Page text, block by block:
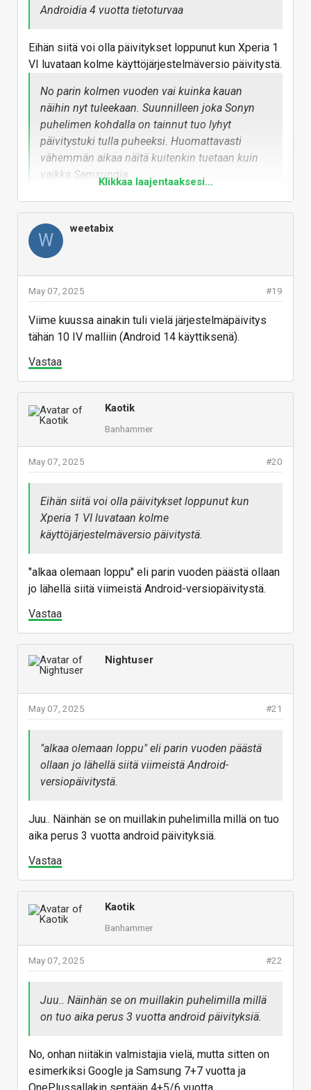
Androidia 4 vuotta tietoturvaa
Eihän siitä voi olla päivitykset loppunut kun Xperia 1
VI luvataan kolme käyttöjärjestelmäversio päivitystä.
No parin kolmen vuoden vai kuinka kauan
näihin nyt tuleekaan. Suunnilleen joka Sonyn
puhelimen kohdalla on tainnut tuo lyhyt
päivitystuki tulla puheeksi. Huomattavasti
vähemmän aikaa näitä kuitenkin tuetaan kuin
vaikka Samsungia.
Parantunut 3+4 vuoteen päivityslupaukset edellisiin
malleihin nähden. Ei tietenkään ole yhtä hyvä kuin
muilla ja tuskin tulee koskaan olemaan.
Klikkaa laajentaaksesi...
W
weetabix
#19
May 07, 2025
Viime kuussa ainakin tuli vielä järjestelmäpäivitys
tähän 10 IV malliin (Android 14 käyttiksenä).
Vastaa
Kaotik
Banhammer
#20
May 07, 2025
Eihän siitä voi olla päivitykset loppunut kun
Xperia 1 VI luvataan kolme
käyttöjärjestelmäversio päivitystä.
"alkaa olemaan loppu" eli parin vuoden päästä ollaan
jo lähellä siitä viimeistä Android-versiopäivitystä.
Vastaa
Nightuser
#21
May 07, 2025
"alkaa olemaan loppu" eli parin vuoden päästä
ollaan jo lähellä siitä viimeistä Android-
versiopäivitystä.
Juu.. Näinhän se on muillakin puhelimilla millä on tuo
aika perus 3 vuotta android päivityksiä.
Vastaa
Kaotik
Banhammer
#22
May 07, 2025
Juu.. Näinhän se on muillakin puhelimilla millä
on tuo aika perus 3 vuotta android päivityksiä.
No, onhan niitäkin valmistajia vielä, mutta sitten on
esimerkiksi Google ja Samsung 7+7 vuotta ja
OnePlussallakin sentään 4+5/6 vuotta.